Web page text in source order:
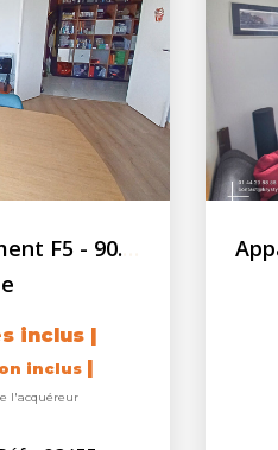
inclus |
inclus |
l'acquéreur